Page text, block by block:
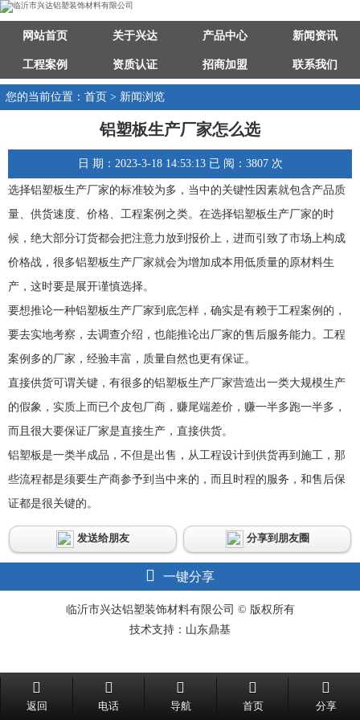
网站首页 关于兴达 产品中心 新闻资讯
工程案例 资质认证 招商加盟 联系我们
您的当前位置：首页 > 新闻浏览
铝塑板生产厂家怎么选
日 期：2023-3-18 14:53:13 已 阅：3807 次
选择铝塑板生产厂家的标准较为多，当中的关键性因素就包含产品质
量、供货速度、价格、工程案例之类。在选择铝塑板生产厂家的时
候，绝大部分订货都会把注意力放到报价上，进而引致了市场上构成
价格战，很多铝塑板生产厂家就会为增加成本用低质量的原材料生
产，这时要是展开谨慎选择。
要想推论一种铝塑板生产厂家到底怎样，确实是有赖于工程案例的，
要去实地考察，去调查介绍，也能推论出厂家的售后服务能力。工程
案例多的厂家，经验丰富，质量自然也更有保证。
直接供货可谓关键，有很多的铝塑板生产厂家营造出一类大规模生产
的假象，实质上而已个皮包厂商，赚尾端差价，赚一半多跑一半多，
而且很大要保证厂家是直接生产，直接供货。
铝塑板是一类半成品，不但是出售，从工程设计到供货再到施工，那
些流程都是须要生产商参予到当中来的，而且时程的服务，和售后保
证都是很关键的。
发送给朋友 分享到朋友圈
一键分享
临沂市兴达铝塑装饰材料有限公司 © 版权所有
技术支持：山东鼎基
返回 电话 导航 首页 分享